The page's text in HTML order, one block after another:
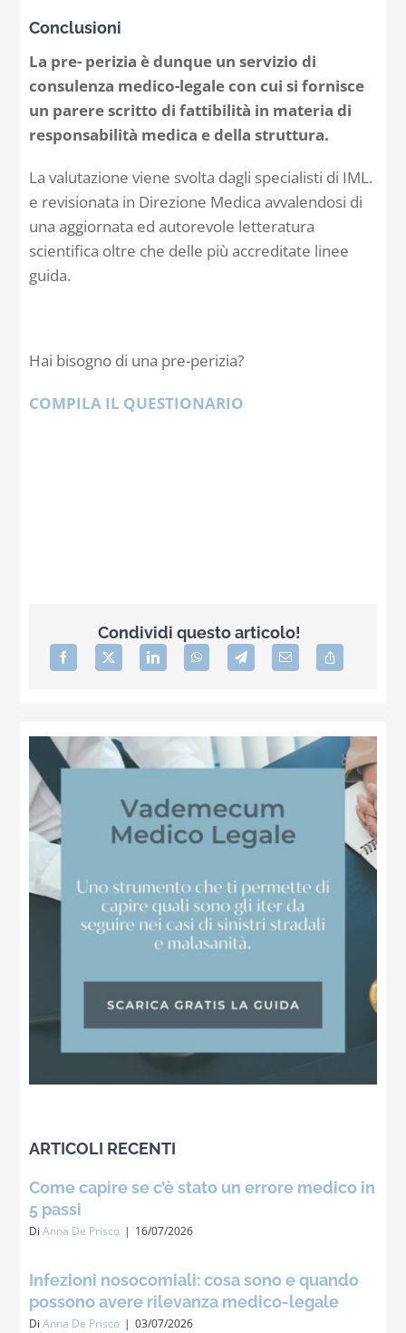
Conclusioni
La pre- perizia è dunque un servizio di
consulenza medico-legale con cui si fornisce
un parere scritto di fattibilità in materia di
responsabilità medica e della struttura.
La valutazione viene svolta dagli specialisti di IML.
e revisionata in Direzione Medica avvalendosi di
una aggiornata ed autorevole letteratura
scientifica oltre che delle più accreditate linee
guida.
Hai bisogno di una pre-perizia?
COMPILA IL QUESTIONARIO
Condividi questo articolo!
ARTICOLI RECENTI
Come capire se c’è stato un errore medico in
5 passi
DiAnna De Prisco | 16/07/2026
Infezioni nosocomiali: cosa sono e quando
possono avere rilevanza medico-legale
DiAnna De Prisco | 03/07/2026